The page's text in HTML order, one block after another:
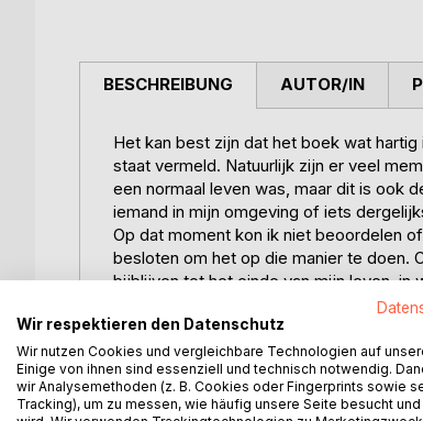
BESCHREIBUNG
Het kan best zijn dat het boek wat
staat vermeld. Natuurlijk zijn er veel
een normaal leven was, maar dit is ook
iemand in mijn omgeving of iets
Op dat moment kon ik niet beoordelen
besloten om het op die manier te doen.
bijblijven tot het einde van mijn leven, in
karaktermoord om misschien zijn
waren doorgegeven van financiën aan
reden zou worden vastgesteld dat ik
overtuigd dat ik tot het einde van mijn
aanpak. Je mag nu denken wat je wilt,
AUTOR/IN
Wir respektieren den Datenschutz
Wir nutzen Cookies und vergleichbare Technologien auf
Einige von ihnen sind essenziell und technisch notwendig.
wir Analysemethoden (z. B. Cookies oder Fingerprints sowie
Tracking), um zu messen, wie häufig unsere Seite besucht